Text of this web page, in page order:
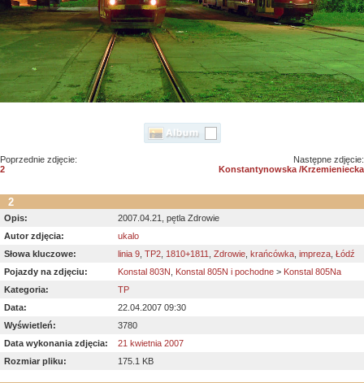
Poprzednie zdjęcie:
2
Następne zdjęcie:
Konstantynowska /Krzemieniecka
2
Opis:
2007.04.21, pętla Zdrowie
Autor zdjęcia:
ukalo
Słowa kluczowe:
linia 9 TP2 1810+1811 Zdrowie krańcówka impreza Łódź
Pojazdy na zdjęciu:
Konstal 803N Konstal 805N i pochodne > Konstal 805Na
Kategoria:
TP
Data:
22.04.2007 09:30
Wyświetleń:
3780
Data wykonania zdjęcia:
21 kwietnia 2007
Rozmiar pliku:
175.1 KB